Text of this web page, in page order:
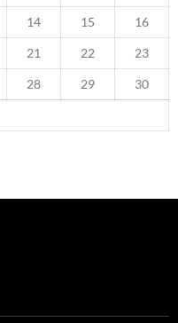
14 15 16
21 22 23
28 29 30